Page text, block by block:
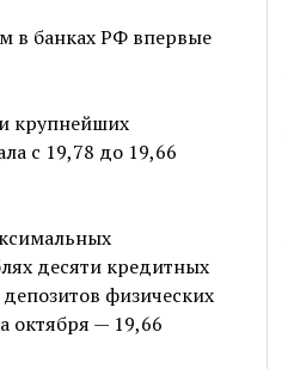
в банках РФ впервые
крупнейших
с 19,78 до 19,66
десяти кредитных
физических
октября — 19,66